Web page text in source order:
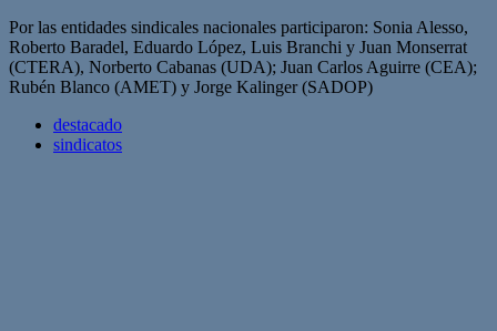
Por las entidades sindicales nacionales participaron: Sonia Alesso,
Roberto Baradel, Eduardo López, Luis Branchi y Juan Monserrat
(CTERA), Norberto Cabanas (UDA); Juan Carlos Aguirre (CEA);
Rubén Blanco (AMET) y Jorge Kalinger (SADOP)
destacado
sindicatos